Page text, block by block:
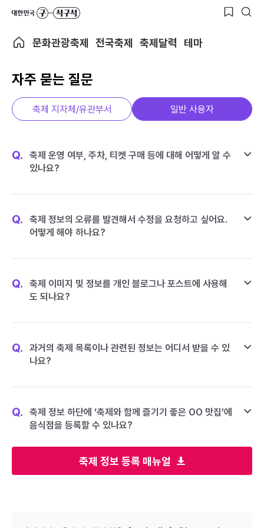
문화관광축제 전국축제 축제달력 테마
자주 묻는 질문
축제 정보 등록 매뉴얼
축제 지자체/유관부서 일반 사용자
Q.
축제 운영 여부, 주차, 티켓 구매 등에 대해 어떻게 알 수
있나요?
Q.
축제 정보의 오류를 발견해서 수정을 요청하고 싶어요.
어떻게 해야 하나요?
Q.
축제 이미지 및 정보를 개인 블로그나 포스트에 사용해
도 되나요?
Q.
과거의 축제 목록이나 관련된 정보는 어디서 받을 수 있
나요?
Q.
축제 정보 하단에 ‘축제와 함께 즐기기 좋은 OO 맛집’에
음식점을 등록할 수 있나요?